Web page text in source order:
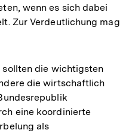
wenn es sich dabei
Zur Verdeutlichung mag
sollten die wichtigsten
die wirtschaftlich
eine koordinierte
als